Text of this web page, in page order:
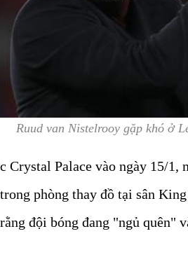
Ruud van Nistelrooy gặp khó ở
Crystal Palace vào ngày 15/1,
phòng thay đồ tại sân
đội bóng đang "ngủ quên"